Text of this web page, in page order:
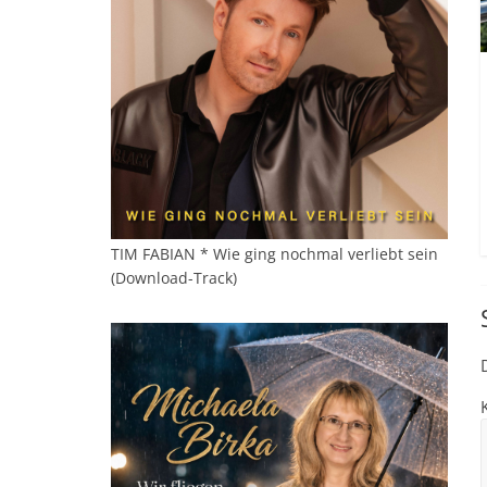
TIM FABIAN * Wie ging nochmal verliebt sein
(Download-Track)